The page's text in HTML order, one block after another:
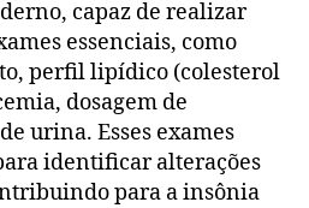
capaz de realizar
essenciais, como
perfil lipídico (colesterol
dosagem de
urina. Esses exames
identificar alterações
para a insônia